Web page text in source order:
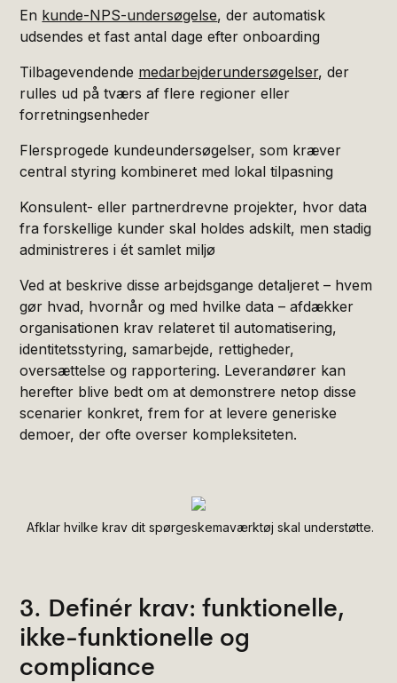
En kunde-NPS-undersøgelse, der automatisk
udsendes et fast antal dage efter onboarding
Tilbagevendende medarbejderundersøgelser, der
rulles ud på tværs af flere regioner eller
forretningsenheder
Flersprogede kundeundersøgelser, som kræver
central styring kombineret med lokal tilpasning
Konsulent- eller partnerdrevne projekter, hvor data
fra forskellige kunder skal holdes adskilt, men stadig
administreres i ét samlet miljø
Ved at beskrive disse arbejdsgange detaljeret – hvem
gør hvad, hvornår og med hvilke data – afdækker
organisationen krav relateret til automatisering,
identitetsstyring, samarbejde, rettigheder,
oversættelse og rapportering. Leverandører kan
herefter blive bedt om at demonstrere netop disse
scenarier konkret, frem for at levere generiske
demoer, der ofte overser kompleksiteten.
Afklar hvilke krav dit spørgeskemaværktøj skal understøtte.
3. Definér krav: funktionelle,
ikke-funktionelle og
compliance